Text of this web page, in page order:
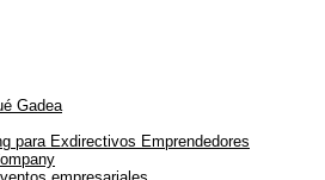
Gadea
para Exdirectivos Emprendedores